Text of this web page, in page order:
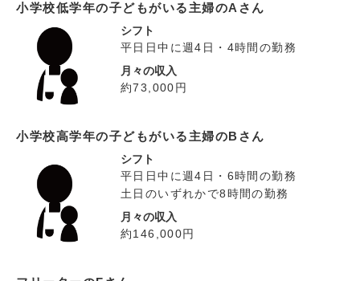
小学校低学年の子どもがいる主婦のAさん
シフト
平日日中に週4日・4時間の勤務
月々の収入
約73,000円
小学校高学年の子どもがいる主婦のBさん
シフト
平日日中に週4日・6時間の勤務
土日のいずれかで8時間の勤務
月々の収入
約146,000円